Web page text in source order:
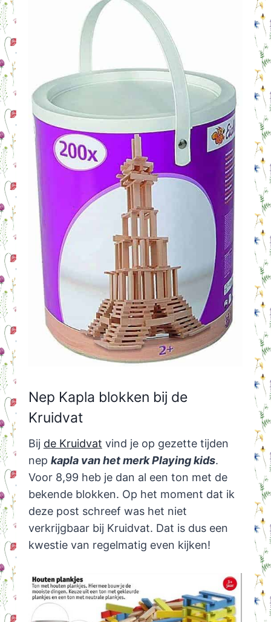
Nep Kapla blokken bij de
Kruidvat
Bij de Kruidvat vind je op gezette tijden
nep kapla van het merk Playing kids.
Voor 8,99 heb je dan al een ton met de
bekende blokken. Op het moment dat ik
deze post schreef was het niet
verkrijgbaar bij Kruidvat. Dat is dus een
kwestie van regelmatig even kijken!